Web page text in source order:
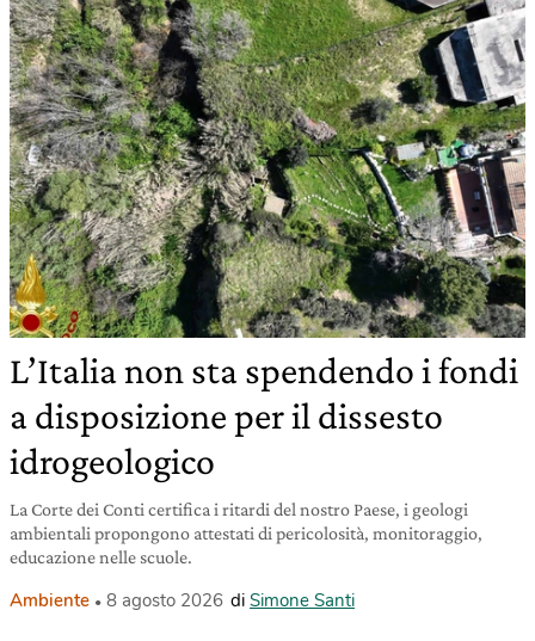
L’Italia non sta spendendo i fondi
a disposizione per il dissesto
idrogeologico
La Corte dei Conti certifica i ritardi del nostro Paese, i geologi
ambientali propongono attestati di pericolosità, monitoraggio,
educazione nelle scuole.
Ambiente 8 agosto 2026 di Simone Santi